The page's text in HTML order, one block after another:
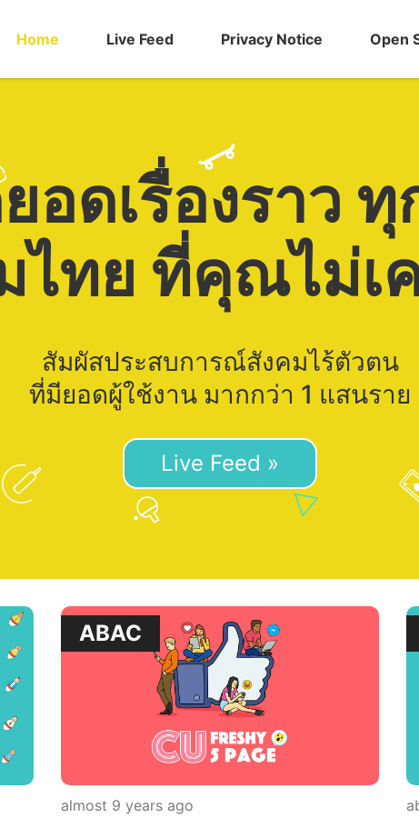
Home Live Feed Privacy Notice Open
อดเรื่องราว
ไทย ที่คุณไม่เ
สัมผัสประสบการณ์สังคมไร้ตัวตน
ที่มียอดผู้ใช้งาน มากกว่า 1 แสนราย
Live Feed »
ABAC
almost 9 years ago